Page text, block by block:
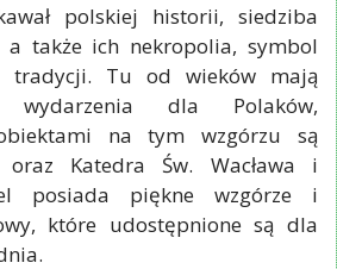
polskiej historii, siedziba
a także ich nekropolia, symbol
Tu od wieków mają
wydarzenia dla Polaków,
na tym wzgórzu są
oraz Katedra Św. Wacława i
posiada piękne wzgórze i
które udostępnione są dla